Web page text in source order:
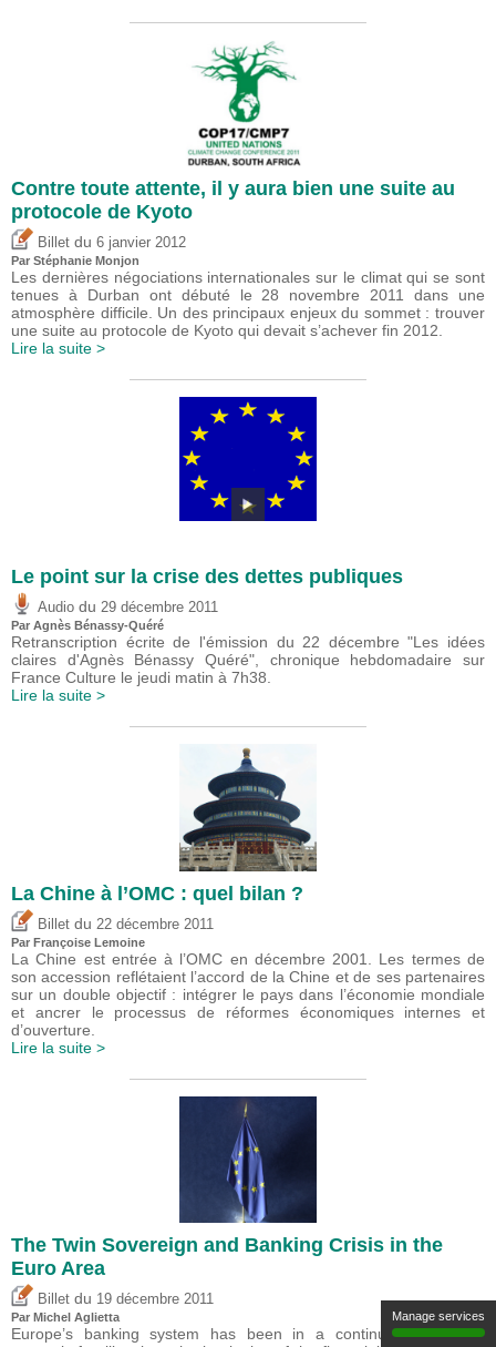
Contre toute attente, il y aura bien une suite au
protocole de Kyoto
Billet du 6 janvier 2012
Par Stéphanie Monjon
Les dernières négociations internationales sur le climat qui se sont
tenues à Durban ont débuté le 28 novembre 2011 dans une
atmosphère difficile. Un des principaux enjeux du sommet : trouver
une suite au protocole de Kyoto qui devait s’achever fin 2012.
Lire la suite >
Le point sur la crise des dettes publiques
Audio du 29 décembre 2011
Par Agnès Bénassy-Quéré
Retranscription écrite de l'émission du 22 décembre "Les idées
claires d'Agnès Bénassy Quéré", chronique hebdomadaire sur
France Culture le jeudi matin à 7h38.
Lire la suite >
La Chine à l’OMC : quel bilan ?
Billet du 22 décembre 2011
Par Françoise Lemoine
La Chine est entrée à l’OMC en décembre 2001. Les termes de
son accession reflétaient l’accord de la Chine et de ses partenaires
sur un double objectif : intégrer le pays dans l’économie mondiale
et ancrer le processus de réformes économiques internes et
d’ouverture.
Lire la suite >
The Twin Sovereign and Banking Crisis in the
Euro Area
Billet du 19 décembre 2011
Par Michel Aglietta
Europe’s banking system has been in a continuous stage of
Manage services